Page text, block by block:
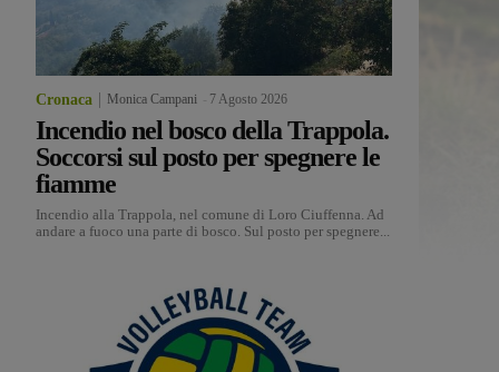
Cronaca Monica Campani 7 Agosto 2026
Incendio nel bosco della Trappola.
Soccorsi sul posto per spegnere le
fiamme
Incendio alla Trappola, nel comune di Loro Ciuffenna. Ad
andare a fuoco una parte di bosco. Sul posto per spegnere...